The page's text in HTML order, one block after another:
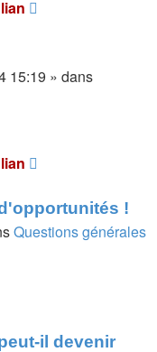
15:19 » dans
!
Questions générales
il devenir